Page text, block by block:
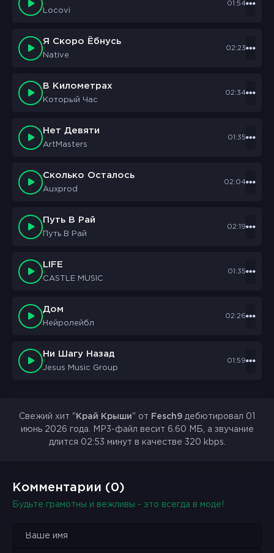
Locovi
01:54
Я Скоро Ёбнусь
Native
02:23
В Километрах
Который Час
02:34
Нет Девяти
ArtMasters
01:35
Сколько Осталось
Auxprod
02:04
Путь В Рай
Путь В Рай
02:19
LIFE
CASTLE MUSIC
01:35
Дом
Нейролейбл
02:26
Ни Шагу Назад
Jesus Music Group
01:59
Свежий хит " Край Крыши" от Fesch9 дебютировал 01
июнь 2026 года. MP3-файл весит 6.60 МБ, а звучание
длится 02:53 минут в качестве 320 kbps.
Комментарии (0)
Будьте грамотны и вежливы - это всегда в моде!